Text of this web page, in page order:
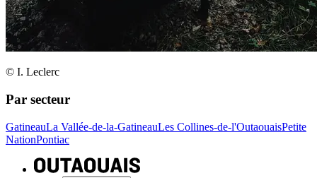
© I. Leclerc
Par secteur
GatineauLa Vallée-de-la-GatineauLes Collines-de-l'OutaouaisPetite
NationPontiac